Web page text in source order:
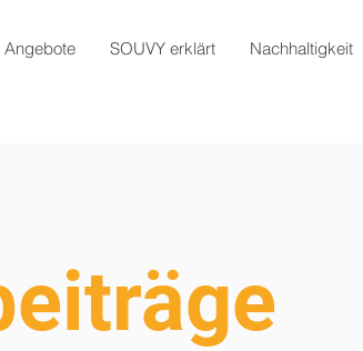
SOUVY erklärt Nachhaltigkeit